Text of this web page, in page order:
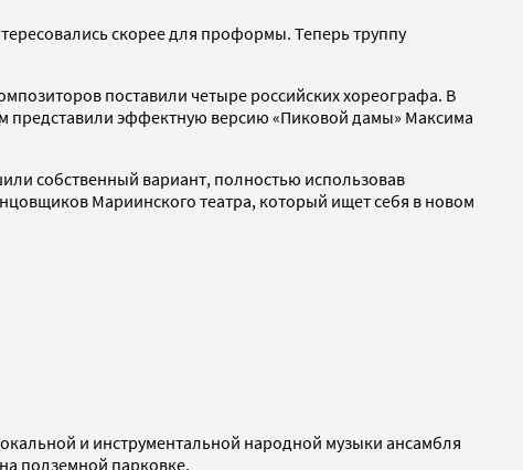
скорее для проформы. Теперь труппу
поставили четыре российских хореографа. В
представили эффектную версию «Пиковой дамы» Максима
собственный вариант, полностью использовав
Мариинского театра, который ищет себя в новом
и инструментальной народной музыки ансамбля
подземной парковке.